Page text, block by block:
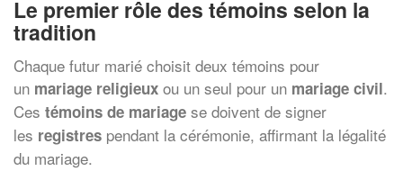
Le premier rôle des témoins selon la
tradition
Chaque futur marié choisit deux témoins pour
un mariage religieux ou un seul pour un mariage civil.
Ces témoins de mariage se doivent de signer
les registres pendant la cérémonie, affirmant la légalité
du mariage.